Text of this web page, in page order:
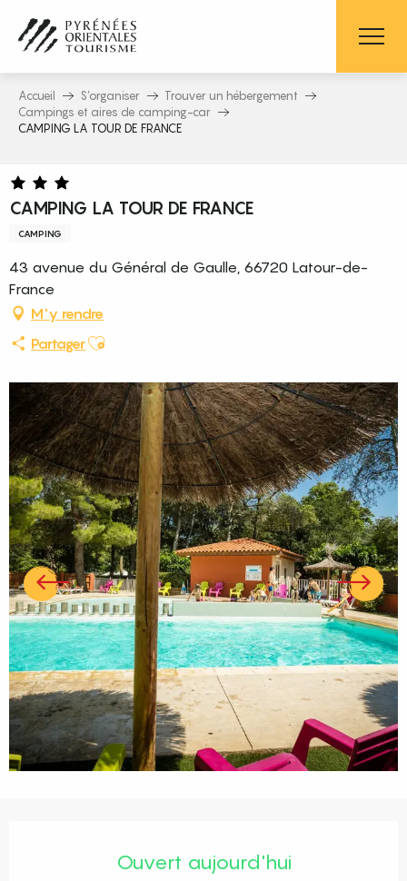
contenu
principal
Accueil S’organiser
Trouver un hébergement
Campings et aires de camping-car
CAMPING LA TOUR DE FRANCE
CAMPING LA TOUR DE FRANCE
CAMPING
43 avenue du Général de Gaulle, 66720 Latour-de-
France
M'y rendre
PartagerAjouter aux favoris
Ouvert aujourd'hui